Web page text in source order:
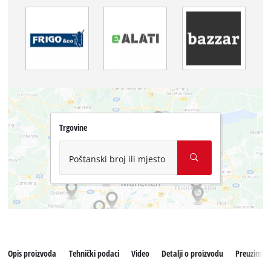
Trgovine
Poštanski broj ili mjesto
Opis proizvoda Tehnički podaci Video Detalji o proizvodu